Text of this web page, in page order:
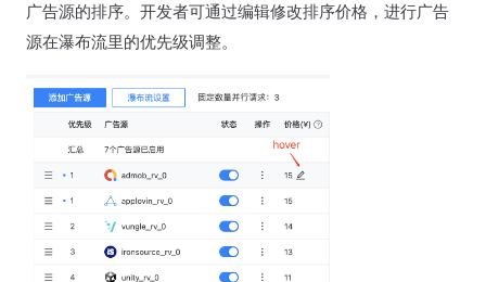
广告源的排序。开发者可通过编辑修改排序价格，进行广告
源在瀑布流里的优先级调整。